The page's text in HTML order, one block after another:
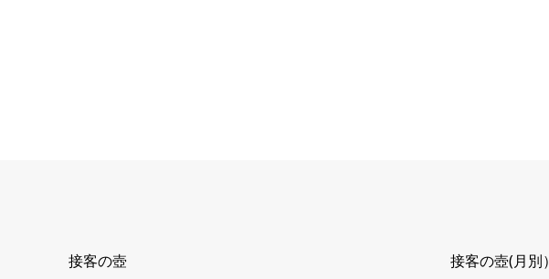
接客の壺 接客の壺(月別）